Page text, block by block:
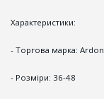
Характеристики:
- Торгова марка: Ardon
- Розміри: 36-48